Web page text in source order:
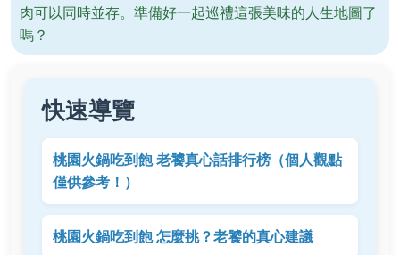
肉可以同時並存。準備好一起巡禮這張美味的人生地圖了
嗎？
快速導覽
桃園火鍋吃到飽 老饕真心話排行榜（個人觀點
僅供參考！）
桃園火鍋吃到飽 怎麼挑？老饕的真心建議